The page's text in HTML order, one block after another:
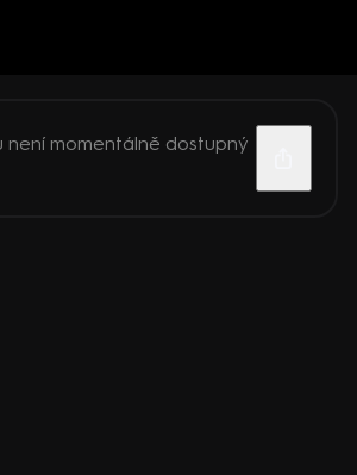
není momentálně dostupný